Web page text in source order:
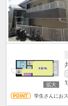
学生さんにお